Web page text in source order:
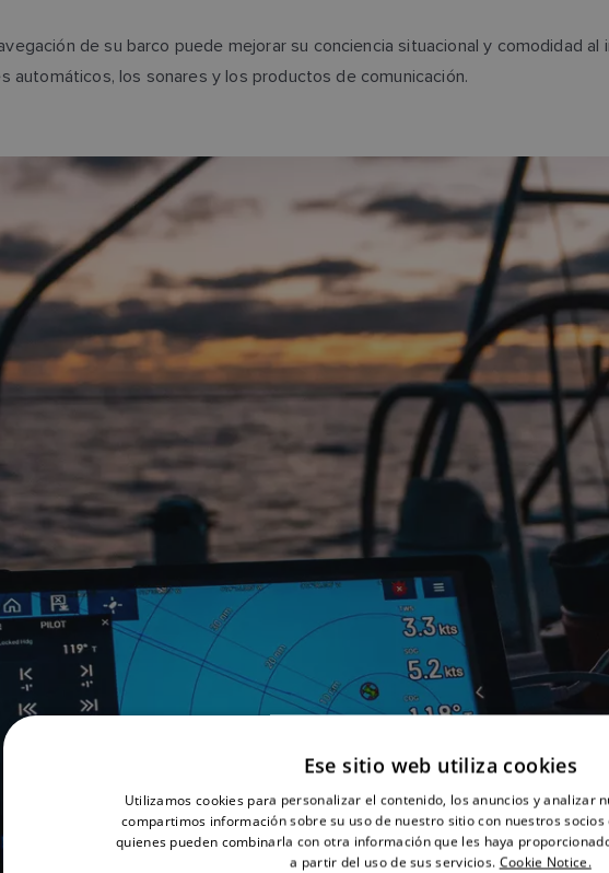
de su barco puede mejorar su conciencia situacional y comodidad
automáticos, los sonares y los productos de comunicación.
Ese sitio web utiliza cookies
Utilizamos cookies para personalizar el contenido, los anuncios y analizar
compartimos información sobre su uso de nuestro sitio con nuestros
quienes pueden combinarla con otra información que les haya
a partir del uso de sus servicios. Cookie Notice.